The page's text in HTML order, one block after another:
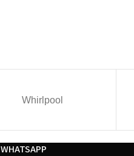
Whirlpool
WHATSAPP